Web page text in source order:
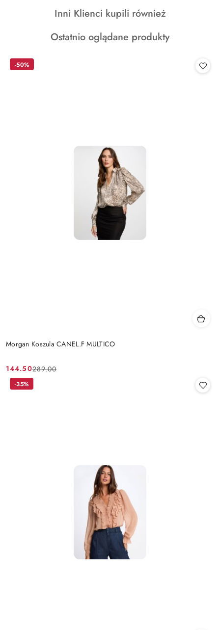
statusie:
Produkty
statusie:
Inni Klienci kupili również
Produkty
Ostatnio oglądane produkty
Morgan Koszula CANEL.F MULTICO
Cena
promocyjna:
144.50
Cena
przed
289.00
-50%
-35%